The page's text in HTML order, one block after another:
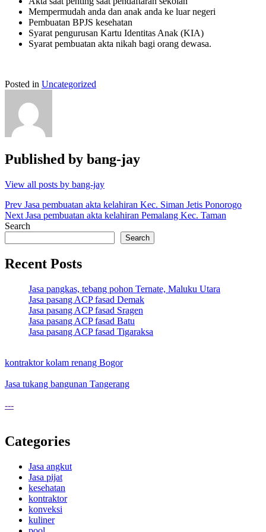
Mempermudah anda dan anak anda ke luar negeri
Pembuatan BPJS kesehatan
Syarat pengurusan Kartu Identitas Anak (KIA)
Syarat pembuatan akta nikah bagi orang dewasa.
Posted in Uncategorized
Published by bang-jay
View all posts by bang-jay
Post
navigation
Prev Jasa pembuatan akta kelahiran Kec. Siman Jetis Ponorogo
Next Jasa pembuatan akta kelahiran Pemalang Kec. Taman
Search
Search
Recent Posts
Jasa pangkas, tebang pohon Ternate, Maluku Utara
Jasa pasang ACP fasad Demak
Jasa pasang ACP fasad Sragen
Jasa pasang ACP fasad Batu
Jasa pasang ACP fasad Tigaraksa
kontraktor kolam renang Bogor
Jasa tukang bangunan Tangerang
---
Categories
Jasa angkut
Jasa pijat
kesehatan
kontraktor
konveksi
kuliner